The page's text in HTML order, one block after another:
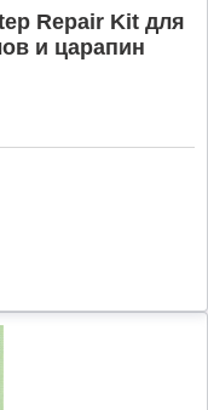
Repair Kit для
и царапин